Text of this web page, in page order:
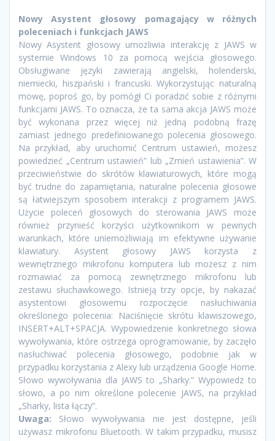
Nowy Asystent głosowy pomagający w różnych
poleceniach i funkcjach JAWS
Nowy Asystent głosowy umożliwia interakcję z JAWS w
systemie Windows 10 za pomocą wejścia głosowego.
Obsługiwane języki zawierają angielski, holenderski,
niemiecki, hiszpański i francuski. Wykorzystując naturalną
mowę, poproś go, by pomógł Ci poradzić sobie z różnymi
funkcjami JAWS. To oznacza, że ta sama akcja JAWS może
być wykonana przez więcej niż jedną podobną frazę
zamiast jednego predefiniowanego polecenia głosowego.
Na przykład, aby uruchomić Centrum ustawień, możesz
powiedzieć „Centrum ustawień” lub „Zmień ustawienia”. W
przeciwieństwie do skrótów klawiaturowych, które mogą
być trudne do zapamiętania, naturalne polecenia głosowe
są łatwiejszym sposobem interakcji z programem JAWS.
Użycie poleceń głosowych do sterowania JAWS może
również przynieść korzyści użytkownikom w pewnych
warunkach, które uniemożliwiają im efektywne używanie
klawiatury. Asystent głosowy JAWS korzysta z
wewnętrznego mikrofonu komputera lub możesz z nim
rozmawiać za pomocą zewnętrznego mikrofonu lub
zestawu słuchawkowego. Istnieją trzy opcje, by nakazać
asystentowi głosowemu rozpoczęcie nasłuchiwania
określonego polecenia: Naciśnięcie skrótu klawiszowego,
INSERT+ALT+SPACJA. Wypowiedzenie konkretnego słowa
wywoływania, które ostrzega oprogramowanie, by zaczęło
nasłuchiwać polecenia głosowego, podobnie jak w
przypadku korzystania z Alexy lub urządzenia Google Home.
Słowo wywoływania dla JAWS to „Sharky.” Wypowiedz to
słowo, a po nim określone polecenie JAWS, na przykład
„Sharky, lista łączy”.
Uwaga: Słowo wywoływania nie jest dostępne, jeśli
używasz mikrofonu Bluetooth. W takim przypadku, musisz